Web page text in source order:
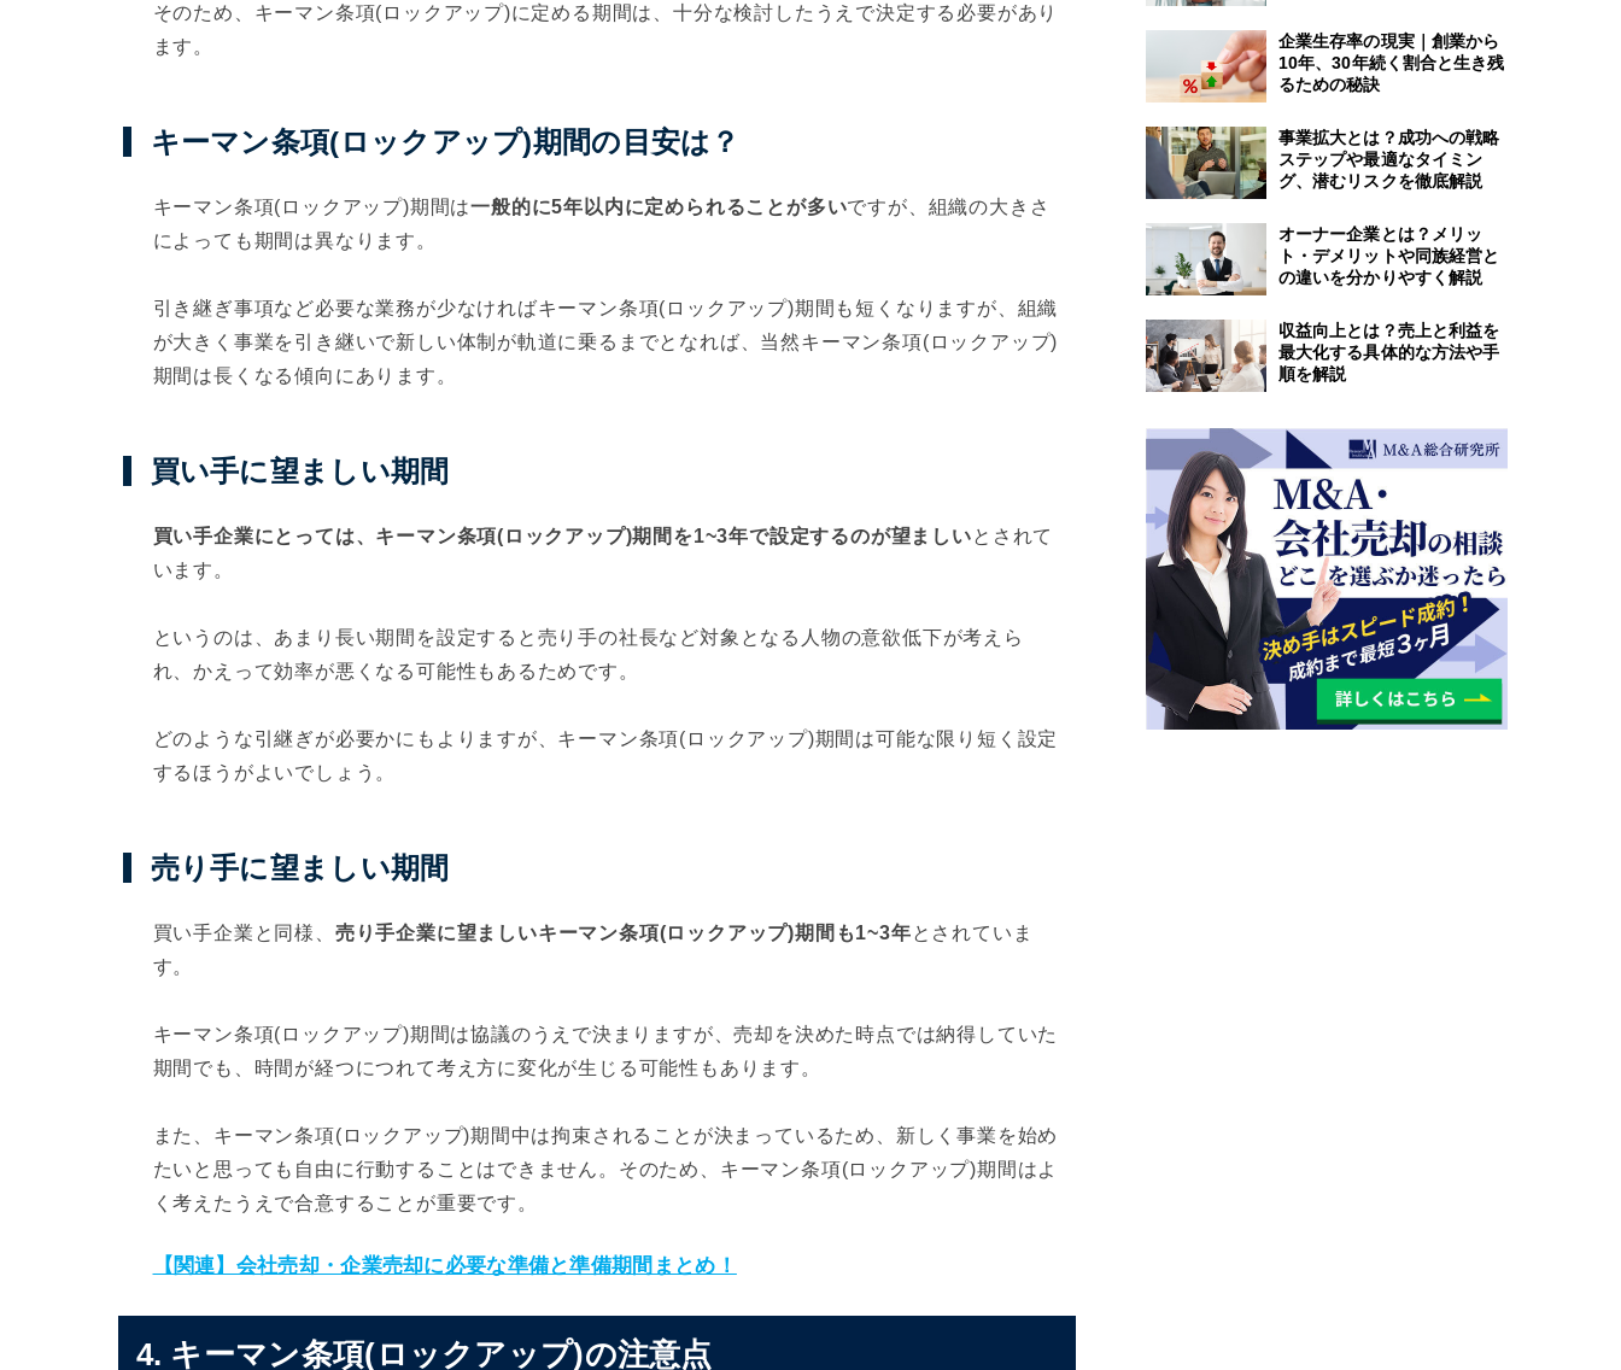
そのため、キーマン条項(ロックアップ)に定める期間は、十分な検討したうえで決定する必要があり
ます。
キーマン条項(ロックアップ)期間の目安は？
キーマン条項(ロックアップ)期間は一般的に5年以内に定められることが多いですが、組織の大きさ
によっても期間は異なります。
引き継ぎ事項など必要な業務が少なければキーマン条項(ロックアップ)期間も短くなりますが、組織
が大きく事業を引き継いで新しい体制が軌道に乗るまでとなれば、当然キーマン条項(ロックアップ)
期間は長くなる傾向にあります。
買い手に望ましい期間
買い手企業にとっては、キーマン条項(ロックアップ)期間を1~3年で設定するのが望ましいとされて
います。
というのは、あまり長い期間を設定すると売り手の社長など対象となる人物の意欲低下が考えら
れ、かえって効率が悪くなる可能性もあるためです。
どのような引継ぎが必要かにもよりますが、キーマン条項(ロックアップ)期間は可能な限り短く設定
するほうがよいでしょう。
売り手に望ましい期間
買い手企業と同様、 売り手企業に望ましいキーマン条項(ロックアップ)期間も1~3年とされていま
す。
キーマン条項(ロックアップ)期間は協議のうえで決まりますが、売却を決めた時点では納得していた
期間でも、時間が経つにつれて考え方に変化が生じる可能性もあります。
また、キーマン条項(ロックアップ)期間中は拘束されることが決まっているため、新しく事業を始め
たいと思っても自由に行動することはできません。そのため、キーマン条項(ロックアップ)期間はよ
く考えたうえで合意することが重要です。
【関連】会社売却・企業売却に必要な準備と準備期間まとめ！
4. キーマン条項(ロックアップ)の注意点
企業生存率の現実｜創業から
10年、30年続く割合と生き残
るための秘訣
事業拡大とは？成功への戦略
ステップや最適なタイミン
グ、潜むリスクを徹底解説
オーナー企業とは？メリッ
ト・デメリットや同族経営と
の違いを分かりやすく解説
収益向上とは？売上と利益を
最大化する具体的な方法や手
順を解説